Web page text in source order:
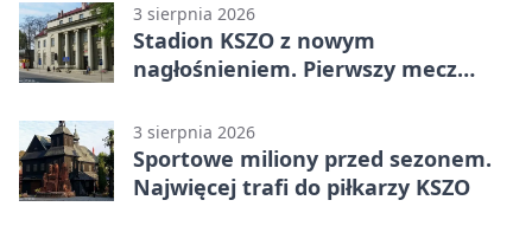
3 sierpnia 2026
Stadion KSZO z nowym
nagłośnieniem. Pierwszy mecz
3 sierpnia 2026
Sportowe miliony przed sezonem.
Najwięcej trafi do piłkarzy KSZO